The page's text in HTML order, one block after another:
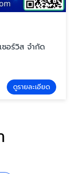
อร์วิส จำกัด
ดูรายละเอียด